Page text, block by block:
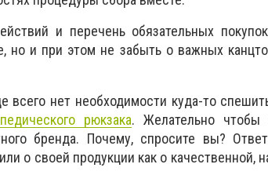
и перечень обязательных
но и при этом не забыть о важных
нет необходимости куда-то
рюкзака. Желательно чтобы
бренда. Почему, спросите вы?
о своей продукции как о качественной,